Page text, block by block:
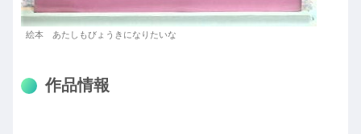
絵本 あたしもびょうきになりたいな
作品情報